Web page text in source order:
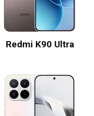
Redmi K90 Ultra